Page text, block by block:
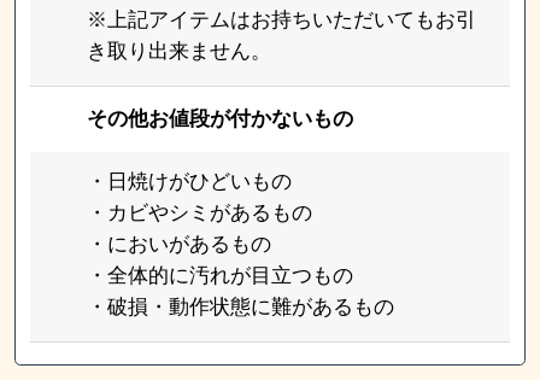
※上記アイテムはお持ちいただいてもお引
き取り出来ません。
その他お値段が付かないもの
・日焼けがひどいもの
・カビやシミがあるもの
・においがあるもの
・全体的に汚れが目立つもの
・破損・動作状態に難があるもの